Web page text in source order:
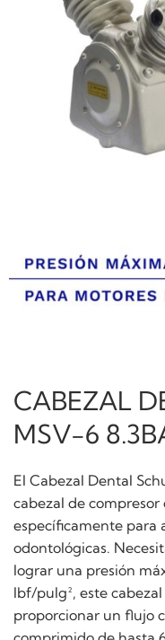
CABEZAL
MSV-6
El Cabezal Dental
cabezal de
específicamente para
odontológicas.
lograr una presión
lbf/pulg², este
proporcionar un flujo